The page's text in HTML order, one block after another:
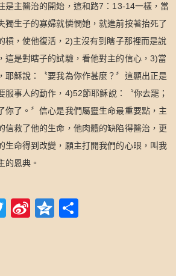
是主醫治的開始，這和路7 ： 13-14一樣，當
獨生子的寡婦就憐憫她，就進前按著抬死了
槓，使他復活， 2)主沒有到瞎子那裡而是說
這是對瞎子的試驗，看他對主的信心， 3)當
耶穌說：〝要我為你作甚麼？〞這顯出正是
服事人的動作， 4)52節耶穌說：〝你去罷；
你了。〞信心是我們屬靈生命最重要點，主
信救了他的生命，他肉體的缺陷得醫治，更
生命得到改變，願主打開我們的心眼，叫我
的恩典。
Twitter
SinaQzone